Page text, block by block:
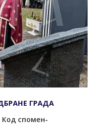
ГРАДА
спомен-